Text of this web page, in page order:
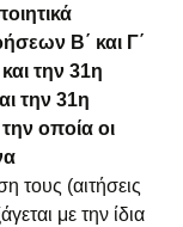
Β΄ και Γ΄
την 31η
την 31η
οποία οι
τους (αιτήσεις
με την ίδια